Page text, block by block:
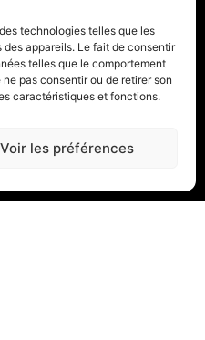
technologies telles que les
appareils. Le fait de consentir
telles que le comportement
pas consentir ou de retirer son
caractéristiques et fonctions.
Voir les préférences